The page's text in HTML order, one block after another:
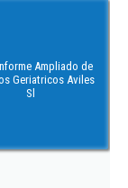
Ampliado de
Geriatricos Aviles
Sl